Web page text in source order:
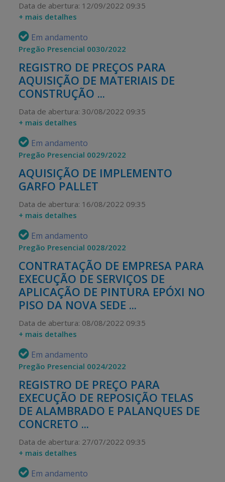
Data de abertura: 12/09/2022 09:35
+ mais detalhes
Em andamento
Pregão Presencial 0030/2022
REGISTRO DE PREÇOS PARA
AQUISIÇÃO DE MATERIAIS DE
CONSTRUÇÃO ...
Data de abertura: 30/08/2022 09:35
+ mais detalhes
Em andamento
Pregão Presencial 0029/2022
AQUISIÇÃO DE IMPLEMENTO
GARFO PALLET
Data de abertura: 16/08/2022 09:35
+ mais detalhes
Em andamento
Pregão Presencial 0028/2022
CONTRATAÇÃO DE EMPRESA PARA
EXECUÇÃO DE SERVIÇOS DE
APLICAÇÃO DE PINTURA EPÓXI NO
PISO DA NOVA SEDE ...
Data de abertura: 08/08/2022 09:35
+ mais detalhes
Em andamento
Pregão Presencial 0024/2022
REGISTRO DE PREÇO PARA
EXECUÇÃO DE REPOSIÇÃO TELAS
DE ALAMBRADO E PALANQUES DE
CONCRETO ...
Data de abertura: 27/07/2022 09:35
+ mais detalhes
Em andamento